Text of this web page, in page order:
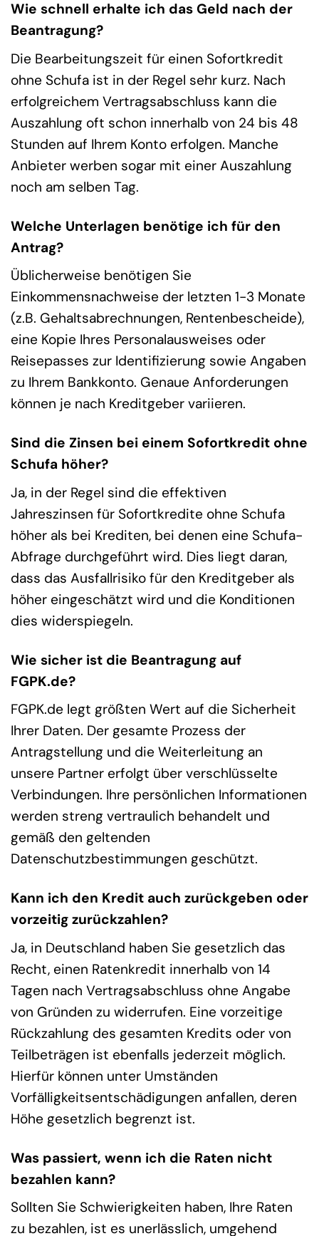
Wie schnell erhalte ich das Geld nach der
Beantragung?
Die Bearbeitungszeit für einen Sofortkredit
ohne Schufa ist in der Regel sehr kurz. Nach
erfolgreichem Vertragsabschluss kann die
Auszahlung oft schon innerhalb von 24 bis 48
Stunden auf Ihrem Konto erfolgen. Manche
Anbieter werben sogar mit einer Auszahlung
noch am selben Tag.
Welche Unterlagen benötige ich für den
Antrag?
Üblicherweise benötigen Sie
Einkommensnachweise der letzten 1-3 Monate
(z.B. Gehaltsabrechnungen, Rentenbescheide),
eine Kopie Ihres Personalausweises oder
Reisepasses zur Identifizierung sowie Angaben
zu Ihrem Bankkonto. Genaue Anforderungen
können je nach Kreditgeber variieren.
Sind die Zinsen bei einem Sofortkredit ohne
Schufa höher?
Ja, in der Regel sind die effektiven
Jahreszinsen für Sofortkredite ohne Schufa
höher als bei Krediten, bei denen eine Schufa-
Abfrage durchgeführt wird. Dies liegt daran,
dass das Ausfallrisiko für den Kreditgeber als
höher eingeschätzt wird und die Konditionen
dies widerspiegeln.
Wie sicher ist die Beantragung auf
FGPK.de?
FGPK.de legt größten Wert auf die Sicherheit
Ihrer Daten. Der gesamte Prozess der
Antragstellung und die Weiterleitung an
unsere Partner erfolgt über verschlüsselte
Verbindungen. Ihre persönlichen Informationen
werden streng vertraulich behandelt und
gemäß den geltenden
Datenschutzbestimmungen geschützt.
Kann ich den Kredit auch zurückgeben oder
vorzeitig zurückzahlen?
Ja, in Deutschland haben Sie gesetzlich das
Recht, einen Ratenkredit innerhalb von 14
Tagen nach Vertragsabschluss ohne Angabe
von Gründen zu widerrufen. Eine vorzeitige
Rückzahlung des gesamten Kredits oder von
Teilbeträgen ist ebenfalls jederzeit möglich.
Hierfür können unter Umständen
Vorfälligkeitsentschädigungen anfallen, deren
Höhe gesetzlich begrenzt ist.
Was passiert, wenn ich die Raten nicht
bezahlen kann?
Sollten Sie Schwierigkeiten haben, Ihre Raten
zu bezahlen, ist es unerlässlich, umgehend